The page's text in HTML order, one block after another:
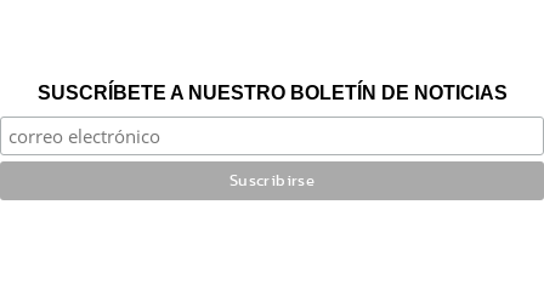
SUSCRÍBETE A NUESTRO BOLETÍN DE NOTICIAS